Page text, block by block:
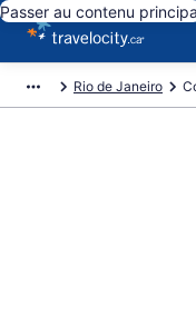
Passer au contenu
Rio de Janeiro